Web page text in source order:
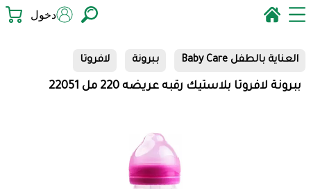
دخول
العناية بالطفل Baby Care ببرونة لافروتا
ببرونة لافروتا بلاستيك رقبه عريضه 220 مل 22051